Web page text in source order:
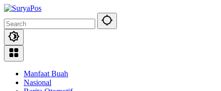
Skip
content
Manfaat Buah
Nasional